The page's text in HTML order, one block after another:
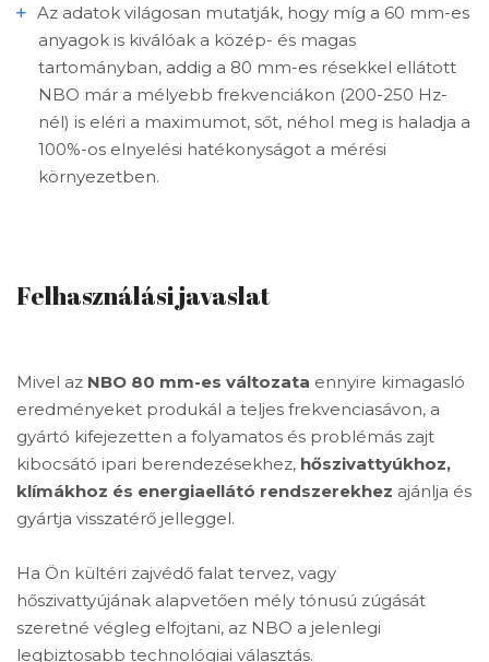
Az adatok világosan mutatják, hogy míg a 60 mm-es
anyagok is kiválóak a közép- és magas
tartományban, addig a 80 mm-es résekkel ellátott
NBO már a mélyebb frekvenciákon (200-250 Hz-
nél) is eléri a maximumot, sőt, néhol meg is haladja a
100%-os elnyelési hatékonyságot a mérési
környezetben.
Felhasználási javaslat
Mivel az NBO 80 mm-es változata ennyire kimagasló
eredményeket produkál a teljes frekvenciasávon, a
gyártó kifejezetten a folyamatos és problémás zajt
kibocsátó ipari berendezésekhez, hőszivattyúkhoz,
klímákhoz és energiaellátó rendszerekhez ajánlja és
gyártja visszatérő jelleggel.
Ha Ön kültéri zajvédő falat tervez, vagy
hőszivattyújának alapvetően mély tónusú zúgását
szeretné végleg elfojtani, az NBO a jelenlegi
legbiztosabb technológiai választás.